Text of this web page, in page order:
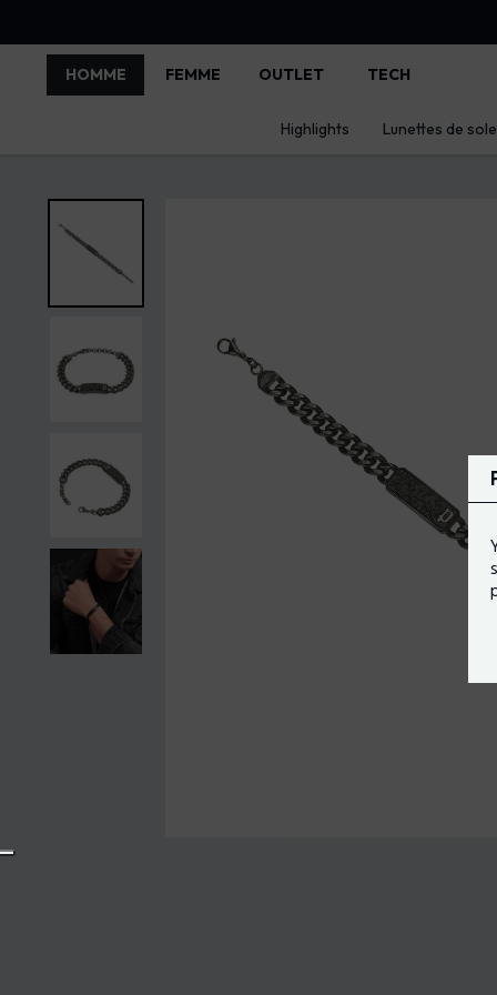
HOMME FEMME OUTLET TECH
Highlights Lunettes de